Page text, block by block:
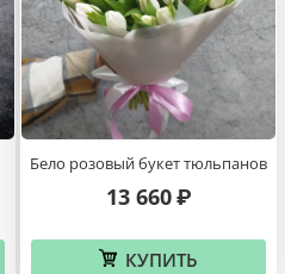
Бело розовый букет тюльпанов
13 660 ₽
КУПИТЬ